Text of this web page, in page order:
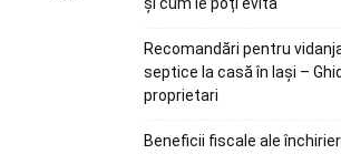
Recomandări pentru
septice la casă în Iași –
proprietari
Beneficii fiscale ale